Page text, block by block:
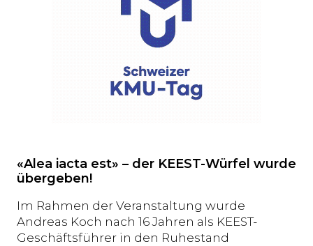
«Alea iacta est» – der KEEST-Würfel wurde
übergeben!
Im Rahmen der Veranstaltung wurde
Andreas Koch nach 16 Jahren als KEEST-
Geschäftsführer in den Ruhestand